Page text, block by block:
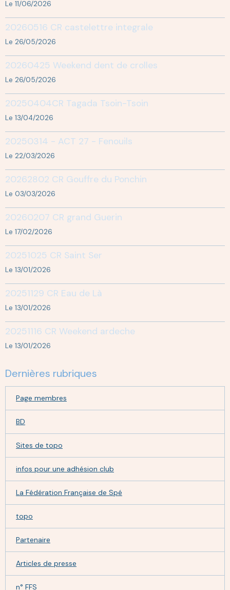
Le 11/06/2026
20260516 CR castelettre integrale
Le 26/05/2026
20260425 Weekend dent de crolles
Le 26/05/2026
20250404CR Tagada Tsoin-Tsoin
Le 13/04/2026
20250314 - ACT 27 - Fenouils
Le 22/03/2026
20262802 CR Gouffre du Ponchin
Le 03/03/2026
20260207 CR grand Guerin
Le 17/02/2026
20251025 CR Saint Ser
Le 13/01/2026
20251129 CR Eau de Là
Le 13/01/2026
20251116 CR Weekend ardeche
Le 13/01/2026
Dernières rubriques
Page membres
BD
Sites de topo
infos pour une adhésion club
La Fédération Française de Spé
topo
Partenaire
Articles de presse
n° FFS